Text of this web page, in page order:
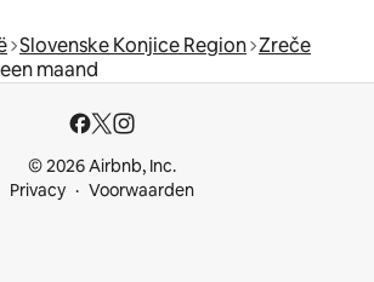
Slovenske Konjice Region Zreče
maand
© 2026 Airbnb, Inc.
Privacy
Voorwaarden